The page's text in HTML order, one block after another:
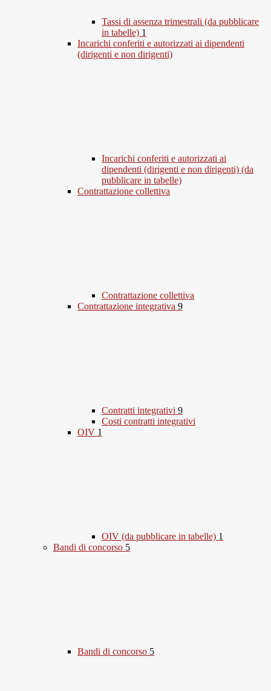
Tassi di assenza trimestrali (da pubblicare
in tabelle) 1
Incarichi conferiti e autorizzati ai dipendenti
(dirigenti e non dirigenti)
Incarichi conferiti e autorizzati ai
dipendenti (dirigenti e non dirigenti) (da
pubblicare in tabelle)
Contrattazione collettiva
Contrattazione collettiva
Contrattazione integrativa 9
Contratti integrativi 9
Costi contratti integrativi
OIV 1
OIV (da pubblicare in tabelle) 1
Bandi di concorso 5
Bandi di concorso 5